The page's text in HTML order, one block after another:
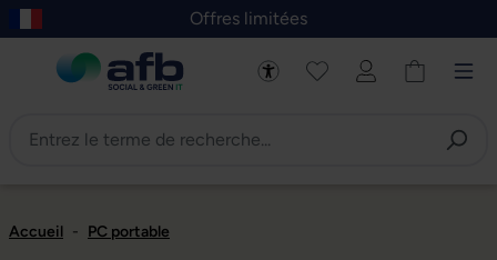
au contenu principal
Skip to B2B platform navigation
Offres limitées
Accueil - PC portable